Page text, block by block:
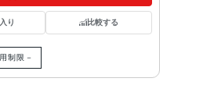
り 比較する
制限－